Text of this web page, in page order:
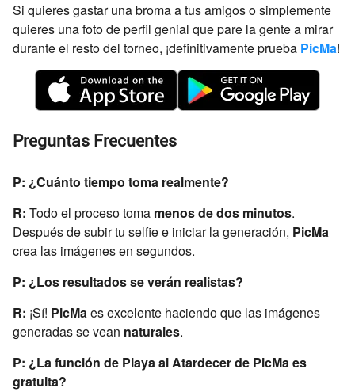
Si quieres gastar una broma a tus amigos o simplemente
quieres una foto de perfil genial que pare la gente a mirar
durante el resto del torneo, ¡definitivamente prueba PicMa!
Preguntas Frecuentes
P: ¿Cuánto tiempo toma realmente?
R: Todo el proceso toma menos de dos minutos.
Después de subir tu selfie e iniciar la generación, PicMa
crea las imágenes en segundos.
P: ¿Los resultados se verán realistas?
R: ¡Sí! PicMaes excelente haciendo que las imágenes
generadas se vean naturales.
P: ¿La función de Playa al Atardecer de PicMa es
gratuita?